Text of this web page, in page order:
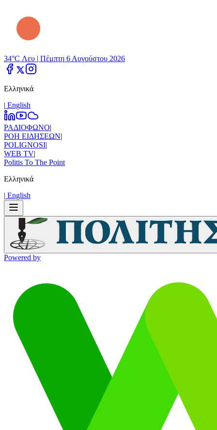
34°C Λευ | Πέμπτη 6 Αυγούστου 2026
Ελληνικά
| Εnglish
ΡΑΔΙΟΦΩΝΟ|
ΡΟΗ ΕΙΔΗΣΕΩΝ|
POLIGNOSI|
WEB TV|
Politis To The Point
Ελληνικά
| Εnglish
Powered by